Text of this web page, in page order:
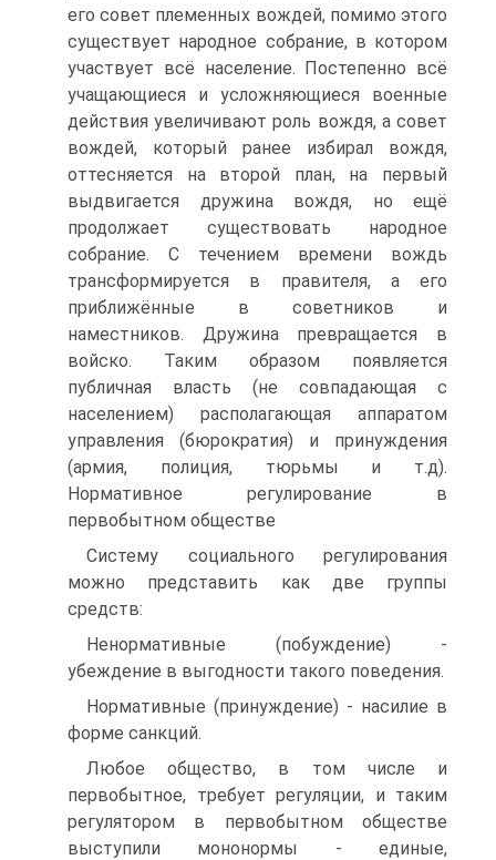
его совет племенных вождей, помимо этого
существует народное собрание, в котором
участвует всё население. Постепенно всё
учащающиеся и усложняющиеся военные
действия увеличивают роль вождя, а совет
вождей, который ранее избирал вождя,
оттесняется на второй план, на первый
выдвигается дружина вождя, но ещё
продолжает существовать народное
собрание. С течением времени вождь
трансформируется в правителя, а его
приближённые в советников и
наместников. Дружина превращается в
войско. Таким образом появляется
публичная власть (не совпадающая с
населением) располагающая аппаратом
управления (бюрократия) и принуждения
(армия, полиция, тюрьмы и т.д).
Нормативное регулирование в
первобытном обществе
Систему социального регулирования
можно представить как две группы
средств:
Ненормативные (побуждение) -
убеждение в выгодности такого поведения.
Нормативные (принуждение) - насилие в
форме санкций.
Любое общество, в том числе и
первобытное, требует регуляции, и таким
регулятором в первобытном обществе
выступили мононормы - единые,